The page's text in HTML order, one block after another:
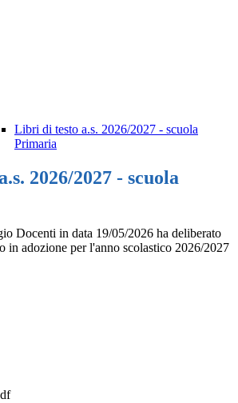
Libri di testo a.s. 2026/2027 - scuola
Primaria
2026/2027 - scuola
Docenti in data 19/05/2026 ha deliberato
in adozione per l'anno scolastico 2026/2027